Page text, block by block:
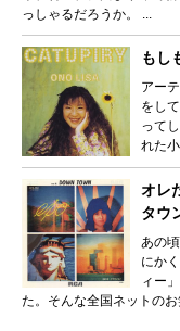
っしゃるだろうか。 ...
もし
アー
をし
って
れた
オレ
タウ
あの
にか
ィー
た。そんな全国ネットのお